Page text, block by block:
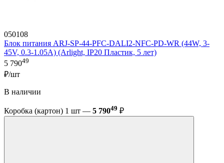
050108
Блок питания ARJ-SP-44-PFC-DALI2-NFC-PD-WR (44W, 3-
45V, 0.3-1.05A) (Arlight, IP20 Пластик, 5 лет)
5 79049
₽/шт
В наличии
Коробка (картон) 1 шт — 5 79049 ₽